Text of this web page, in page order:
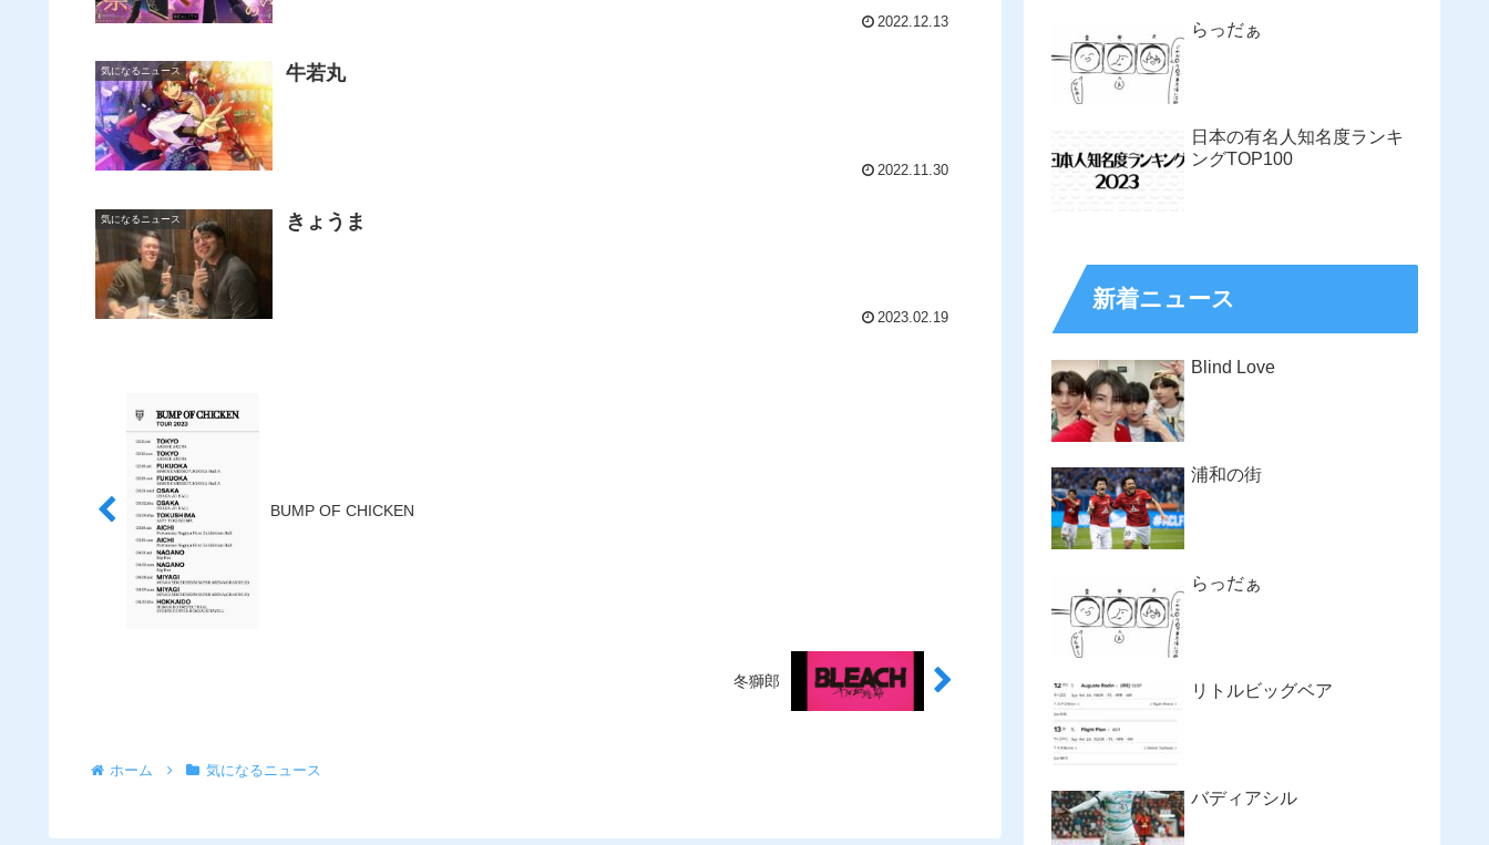
2022.12.13
気になるニュース 牛若丸
2022.11.30
気になるニュース きょうま
2023.02.19
BUMP OF CHICKEN
冬獅郎
ホーム 気になるニュース
らっだぁ
日本の有名人知名度ランキ
ングTOP100
新着ニュース
Blind Love
浦和の街
らっだぁ
リトルビッグベア
バディアシル